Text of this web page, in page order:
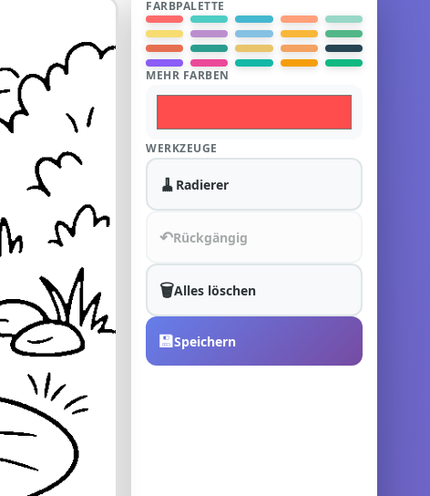
FARBPALETTE
MEHR FARBEN
WERKZEUGE
🧹 Radierer
↶Rückgängig
🗑️Alles löschen
💾Speichern